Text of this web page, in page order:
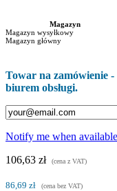
Magazyn
Magazyn wysyłkowy
Magazyn główny
Towar na zamówienie
biurem obsługi.
Notify me when available
106,63 zł
(cena z VAT)
86,69 zł (cena bez VAT)